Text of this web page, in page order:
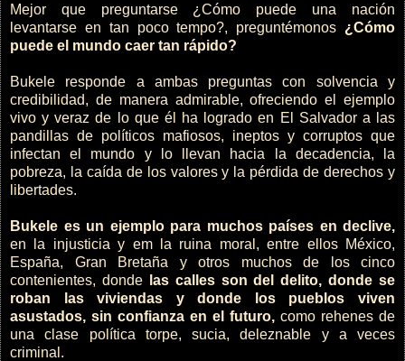
Mejor que preguntarse ¿Cómo puede una nación
levantarse en tan poco tempo?, preguntémonos ¿Cómo
puede el mundo caer tan rápido?
Bukele responde a ambas preguntas con solvencia y
credibilidad, de manera admirable, ofreciendo el ejemplo
vivo y veraz de lo que él ha logrado en El Salvador a las
pandillas de políticos mafiosos, ineptos y corruptos que
infectan el mundo y lo llevan hacia la decadencia, la
pobreza, la caída de los valores y la pérdida de derechos y
libertades.
Bukele es un ejemplo para muchos países en declive,
en la injusticia y em la ruina moral, entre ellos México,
España, Gran Bretaña y otros muchos de los cinco
contenientes, donde
las calles son del delito, donde se
roban las viviendas y donde los pueblos viven
asustados, sin confianza en el futuro, como rehenes de
una clase política torpe, sucia, deleznable y a veces
criminal.